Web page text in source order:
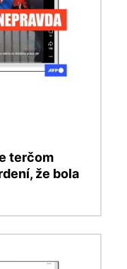
terčom
že bola